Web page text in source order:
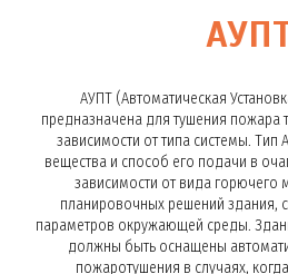
АУПТ (Автоматическая
предназначена для тушения
зависимости от типа системы. Тип
вещества и способ его подачи в
зависимости от вида
планировочных решений здания,
параметров окружающей среды.
должны быть оснащены
пожаротушения в случаях,